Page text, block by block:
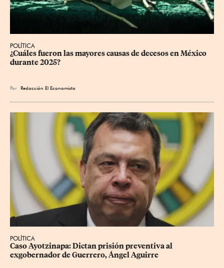
POLÍTICA
¿Cuáles fueron las mayores causas de decesos en México
durante 2025?
Por Redacción El Economista
POLÍTICA
Caso Ayotzinapa: Dictan prisión preventiva al
exgobernador de Guerrero, Ángel Aguirre